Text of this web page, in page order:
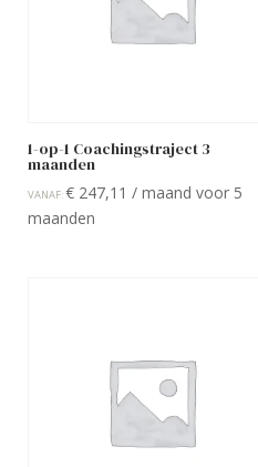
1-op-1 Coachingstraject 3
maanden
VANAF:€247,11 / maand voor 5
maanden